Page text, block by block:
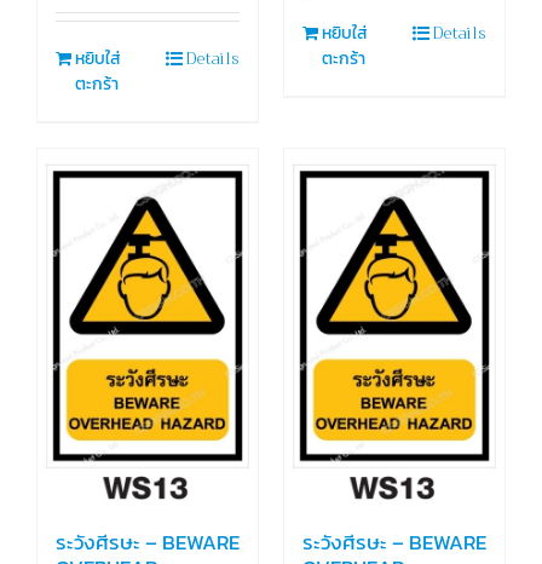
หยิบใส่
ตะกร้า
Details
หยิบใส่
ตะกร้า
Details
ระวังศีรษะ – BEWARE
ระวังศีรษะ – BEWARE